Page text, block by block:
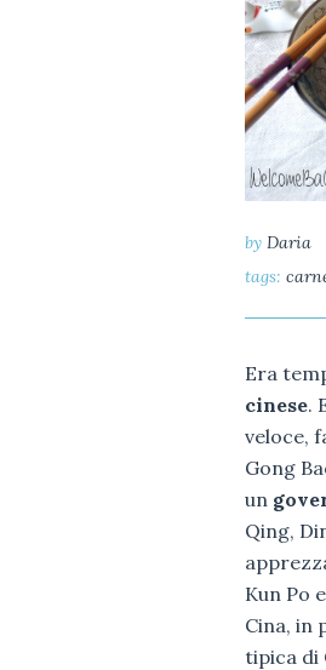
by Daria
tags:
Era
cinese.
veloce,
Gong
un
Qing,
Kun Po
Cina, in
tipica di